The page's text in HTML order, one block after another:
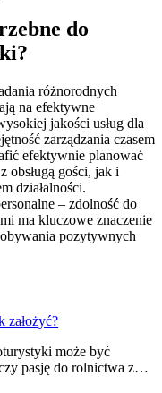
do
różnorodnych
na efektywne
jakości usług dla
zarządzania czasem
efektywnie planować
obsługą gości, jak i
działalności.
– zdolność do
ma kluczowe znaczenie
pozytywnych
założyć?
może być
pasję do rolnictwa z…